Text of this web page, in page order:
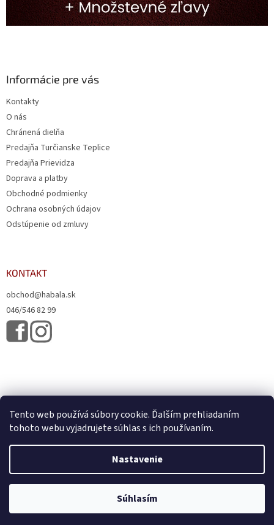
Tento web používá súbory cookie. Ďalším prehliadaním
tohoto webu vyjadrujete súhlas s ich používaním.
Nastavenie
Súhlasím
Informácie pre vás
Kontakty
O nás
Chránená dielňa
Predajňa Turčianske Teplice
Predajňa Prievidza
Doprava a platby
Obchodné podmienky
Ochrana osobných údajov
Odstúpenie od zmluvy
KONTAKT
obchod@habala.sk
046/546 82 99
Copyright 2026HABALA, s.r.o.. Všetky práva vyhradené.Upraviť
nastavenie cookies